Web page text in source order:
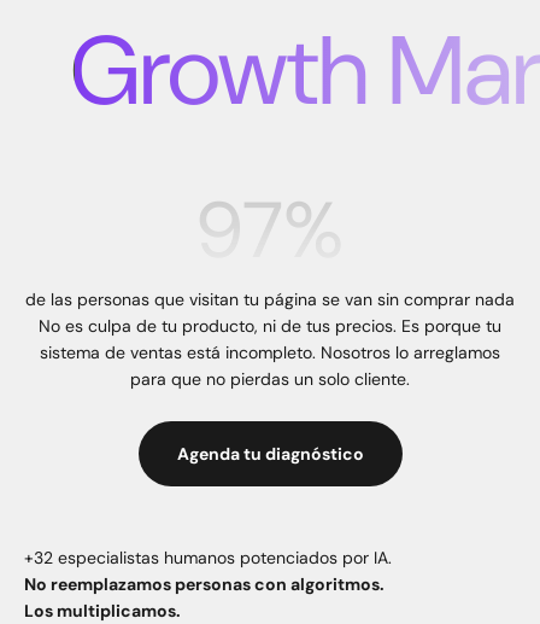
97%
de las personas que visitan tu página se van sin comprar nada
No es culpa de tu producto, ni de tus precios. Es porque tu
sistema de ventas está incompleto. Nosotros lo arreglamos
para que no pierdas un solo cliente.
Agenda tu diagnóstico
+32 especialistas humanos potenciados por IA.
No reemplazamos personas con algoritmos.
Los multiplicamos.